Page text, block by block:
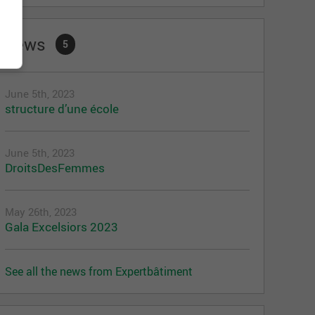
News 5
June 5th, 2023
structure d’une école
June 5th, 2023
DroitsDesFemmes
May 26th, 2023
Gala Excelsiors 2023
See all the news from Expertbâtiment